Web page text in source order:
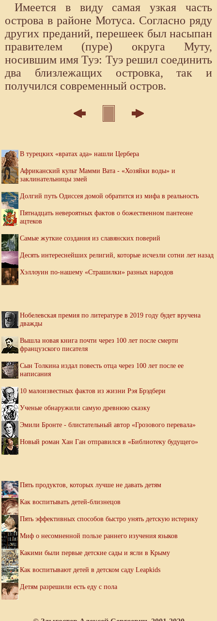
Имеется в виду самая узкая часть
острова в районе Мотуса. Согласно ряду
других преданий, перешеек был насыпан
правителем (пуре) округа Муту,
носившим имя Туэ: Туэ решил соединить
два близлежащих островка, так и
получился современный остров.
В турецких «вратах ада» нашли Цербера
Африканский культ Мамми Вата - «Хозяйки воды» и
заклинательницы змей
Долгий путь Одиссея домой обратится из мифа в реальность
Пятнадцать невероятных фактов о божественном пантеоне
ацтеков
Самые жуткие создания из славянских поверий
Десять интереснейших религий, которые исчезли сотни лет назад
Хэллоуин по-нашему «Страшилки» разных народов
Нобелевская премия по литературе в 2019 году будет вручена
дважды
Вышла новая книга почти через 100 лет после смерти
французского писателя
Сын Толкина издал повесть отца через 100 лет после ее
написания
10 малоизвестных фактов из жизни Рэя Брэдбери
Ученые обнаружили самую древнюю сказку
Эмили Бронте - блистательный автор «Грозового перевала»
Новый роман Хан Ган отправился в «Библиотеку будущего»
Пять продуктов, которых лучше не давать детям
Как воспитывать детей-близнецов
Пять эффективных способов быстро унять детскую истерику
Миф о несомненной пользе раннего изучения языков
Какими были первые детские сады и ясли в Крыму
Как воспитывают детей в детском саду Leapkids
Детям разрешили есть еду с пола